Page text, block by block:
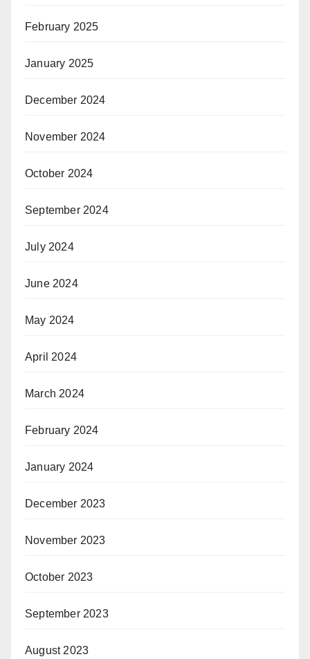
February 2025
January 2025
December 2024
November 2024
October 2024
September 2024
July 2024
June 2024
May 2024
April 2024
March 2024
February 2024
January 2024
December 2023
November 2023
October 2023
September 2023
August 2023